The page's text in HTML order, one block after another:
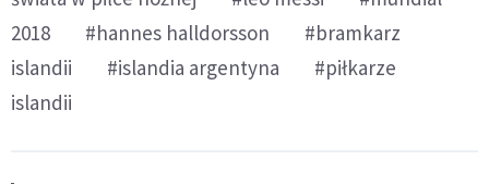
2018
#hannes halldorsson
#bramkarz
islandii
#islandia argentyna
#piłkarze
islandii